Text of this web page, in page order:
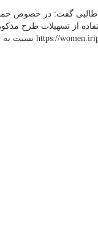
از تسهیلات طرح